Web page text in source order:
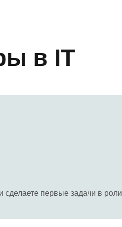
в IT
сделаете первые задачи в роли